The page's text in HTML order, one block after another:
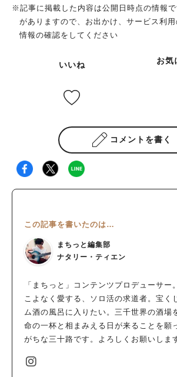
※記事に掲載した内容は公開日時点の情報
がありますので、お出かけ、サービス利
情報の確認をしてください
いいね お気
コメントを書く
この記事を書いたのは…
まちっと編集部
ナタリー・ティエン
「まちっと」コンテンツプロデューサー
こよなく愛する、ソロ活の求道者。宝く
ム酒の風呂に入りたい。三千世界の酒場
命の一杯と相まみえる日が来ることを願
がちな三十路です。よろしくお願いしま